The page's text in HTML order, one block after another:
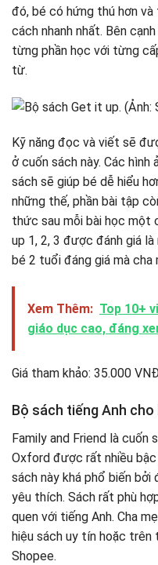
đó, bé có hứng thú hơn
cách nhanh nhất. Bên
từng phần học với từng
từ.
Kỹ năng đọc và viết sẽ
ở cuốn sách này. Các
sách sẽ giúp bé dễ hiểu
những thế, phần bài tập
thức sau mỗi bài học một
up 1, 2, 3 được đánh giá
bé 2 tuổi đáng giá mà cha
Xem Thêm: Top 10+
giáo dục cao, đáng
Giá tham khảo: 35.000
Bộ sách tiếng Anh cho
Family and Friend là cuốn
Oxford được rất nhiều bậc
sách này khá phổ biến
yêu thích. Sách rất phù
quen với tiếng Anh. Cha
hiệu sách uy tín hoặc
Shopee.